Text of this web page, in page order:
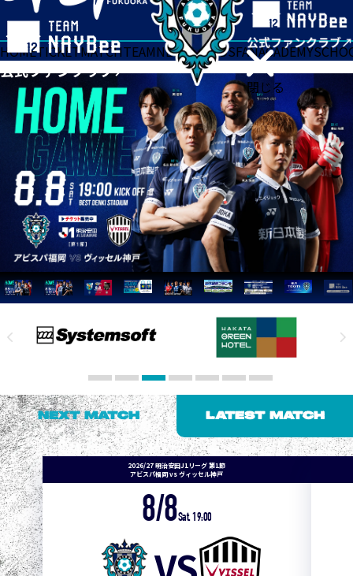
閉じる
HOMETICKETMATCHTEAMNEWSGOODSFANACADEMY
NEXT MATCH LATEST MATCH
2026/27 明治安田J1リーグ 第1節
アビスパ福岡 vs ヴィッセル神戸
8/8Sat. 19:00